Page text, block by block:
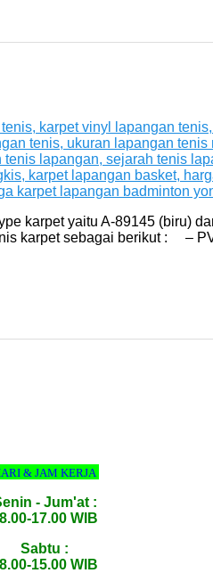
karpet yaitu A-89145 (biru)
karpet sebagai berikut :
& JAM KERJA
- Jum'at :
17.00 WIB
Sabtu :
15.00 WIB